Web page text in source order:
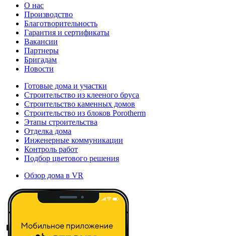
О нас
Производство
Благотворительность
Гарантия и сертификаты
Вакансии
Партнеры
Бригадам
Новости
Готовые дома и участки
Строительство из клееного бруса
Строительство каменных домов
Строительство из блоков Porotherm
Этапы строительства
Отделка дома
Инженерные коммуникации
Контроль работ
Подбор цветового решения
Обзор дома в VR